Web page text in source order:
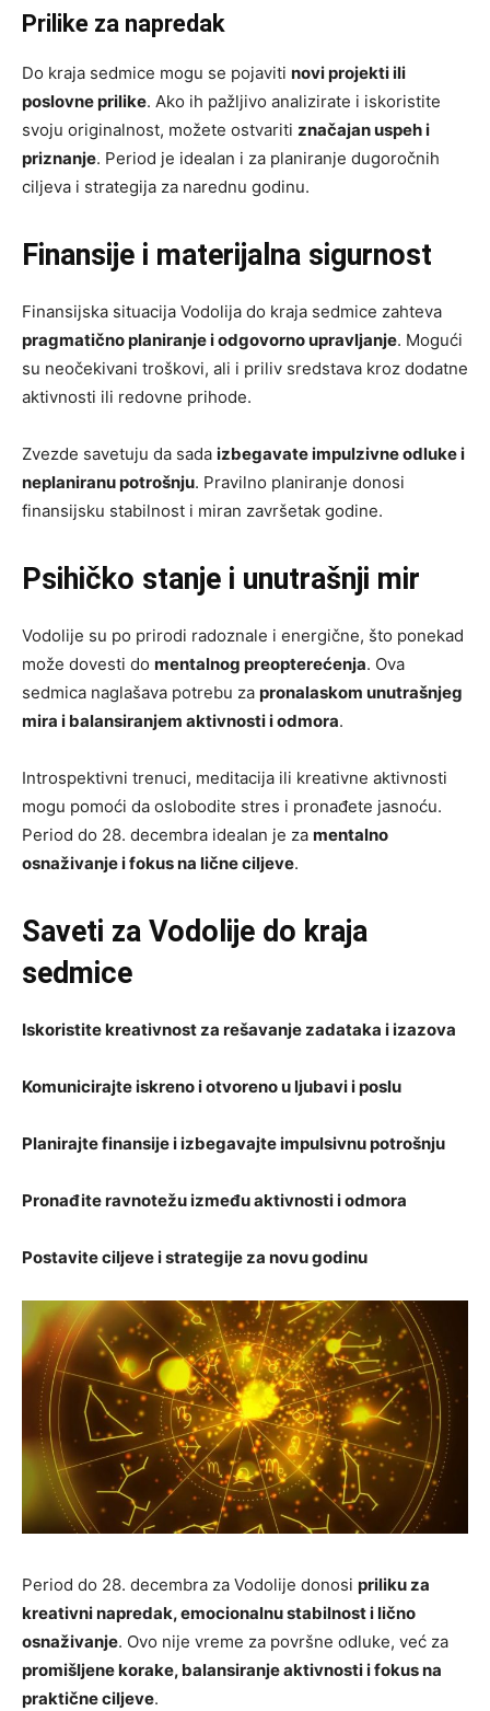
Prilike za napredak
Do kraja sedmice mogu se pojaviti novi projekti ili
poslovne prilike. Ako ih pažljivo analizirate i iskoristite
svoju originalnost, možete ostvariti značajan uspeh i
priznanje. Period je idealan i za planiranje dugoročnih
ciljeva i strategija za narednu godinu.
Finansije i materijalna sigurnost
Finansijska situacija Vodolija do kraja sedmice zahteva
pragmatično planiranje i odgovorno upravljanje. Mogući
su neočekivani troškovi, ali i priliv sredstava kroz dodatne
aktivnosti ili redovne prihode.
Zvezde savetuju da sada izbegavate impulzivne odluke i
neplaniranu potrošnju. Pravilno planiranje donosi
finansijsku stabilnost i miran završetak godine.
Psihičko stanje i unutrašnji mir
Vodolije su po prirodi radoznale i energične, što ponekad
može dovesti do mentalnog preopterećenja. Ova
sedmica naglašava potrebu za pronalaskom unutrašnjeg
mira i balansiranjem aktivnosti i odmora.
Introspektivni trenuci, meditacija ili kreativne aktivnosti
mogu pomoći da oslobodite stres i pronađete jasnoću.
Period do 28. decembra idealan je za mentalno
osnaživanje i fokus na lične ciljeve.
Saveti za Vodolije do kraja
sedmice
Iskoristite kreativnost za rešavanje zadataka i izazova
Komunicirajte iskreno i otvoreno u ljubavi i poslu
Planirajte finansije i izbegavajte impulsivnu potrošnju
Pronađite ravnotežu između aktivnosti i odmora
Postavite ciljeve i strategije za novu godinu
Period do 28. decembra za Vodolije donosi priliku za
kreativni napredak, emocionalnu stabilnost i lično
osnaživanje. Ovo nije vreme za površne odluke, već za
promišljene korake, balansiranje aktivnosti i fokus na
praktične ciljeve.